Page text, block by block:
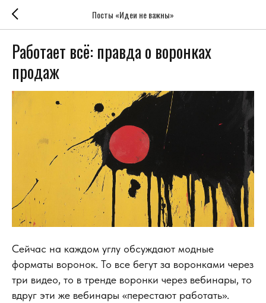
Посты «Идеи не важны»
Работает всё: правда о воронках
продаж
Сейчас на каждом углу обсуждают модные
форматы воронок. То все бегут за воронками через
три видео, то в тренде воронки через вебинары, то
вдруг эти же вебинары «перестают работать».